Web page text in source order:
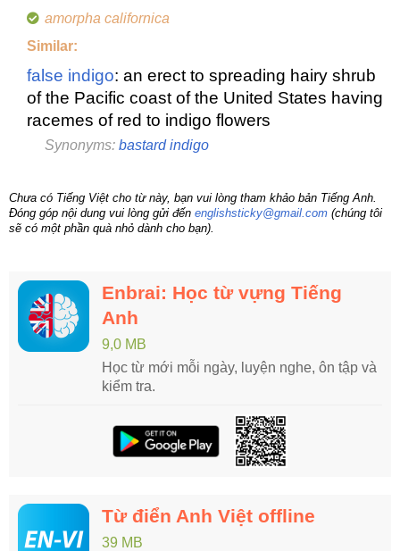
amorpha californica
Similar:
false indigo: an erect to spreading hairy shrub
of the Pacific coast of the United States having
racemes of red to indigo flowers
Synonyms: bastard indigo
Chưa có Tiếng Việt cho từ này, bạn vui lòng tham khảo bản Tiếng Anh.
Đóng góp nội dung vui lòng gửi đến englishsticky@gmail.com (chúng tôi
sẽ có một phần quà nhỏ dành cho bạn).
Enbrai: Học từ vựng Tiếng
Anh
9,0 MB
Học từ mới mỗi ngày, luyện nghe, ôn tập và
kiểm tra.
Từ điển Anh Việt offline
39 MB